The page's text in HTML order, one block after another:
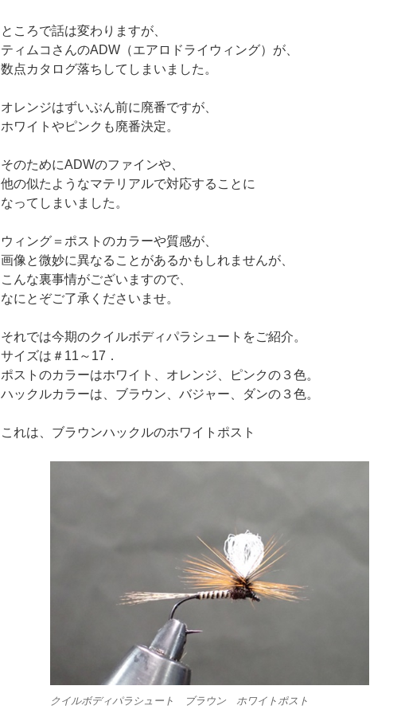
ところで話は変わりますが、
ティムコさんのADW（エアロドライウィング）が、
数点カタログ落ちしてしまいました。
オレンジはずいぶん前に廃番ですが、
ホワイトやピンクも廃番決定。
そのためにADWのファインや、
他の似たようなマテリアルで対応することに
なってしまいました。
ウィング＝ポストのカラーや質感が、
画像と微妙に異なることがあるかもしれませんが、
こんな裏事情がございますので、
なにとぞご了承くださいませ。
それでは今期のクイルボディパラシュートをご紹介。
サイズは＃11～17．
ポストのカラーはホワイト、オレンジ、ピンクの３色。
ハックルカラーは、ブラウン、バジャー、ダンの３色。
これは、ブラウンハックルのホワイトポスト
クイルボディパラシュート ブラウン ホワイトポスト